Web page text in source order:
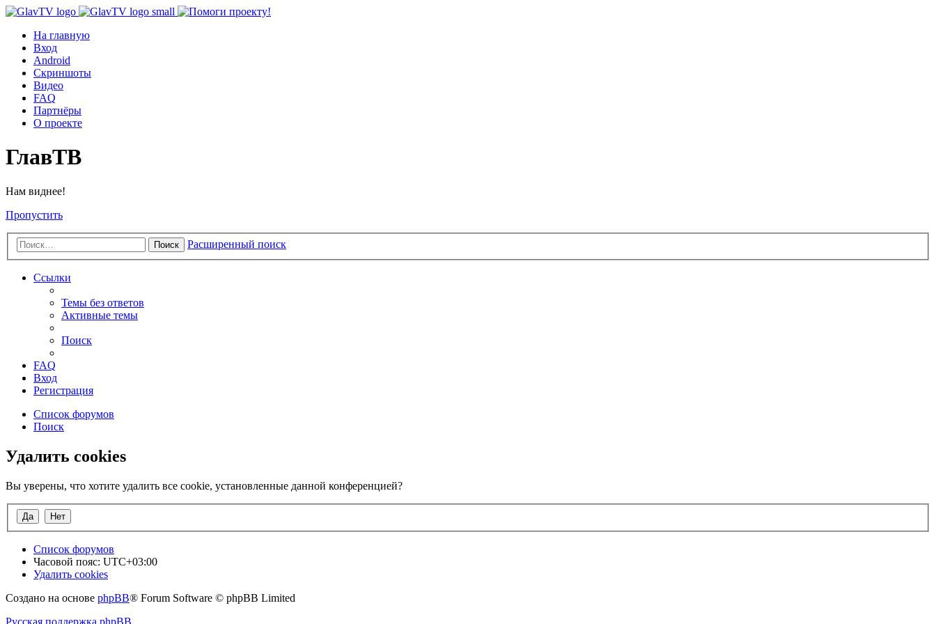
На главную
Вход
Android
Скриншоты
Видео
FAQ
Партнёры
О проекте
ГлавТВ
Нам виднее!
Пропустить
Поиск Расширенный поиск
Ссылки
Темы без ответов
Активные темы
Поиск
FAQ
Вход
Регистрация
Список форумов
Поиск
Удалить cookies
Вы уверены, что хотите удалить все cookie, установленные данной конференцией?
Список форумов
Часовой пояс: UTC+03:00
Удалить cookies
Создано на основе phpBB® Forum Software © phpBB Limited
Русская поддержка phpBB